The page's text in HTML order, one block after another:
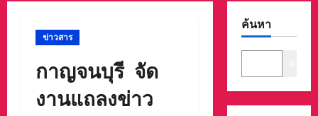
ข่าวสาร
กาญจนบุรี จัด
งานแถลงข่าว
ค้นหา